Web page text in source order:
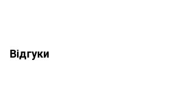
Відгуки